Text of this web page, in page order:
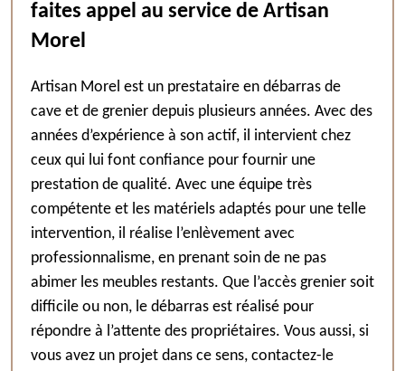
faites appel au service de Artisan
Morel
Artisan Morel est un prestataire en débarras de
cave et de grenier depuis plusieurs années. Avec des
années d’expérience à son actif, il intervient chez
ceux qui lui font confiance pour fournir une
prestation de qualité. Avec une équipe très
compétente et les matériels adaptés pour une telle
intervention, il réalise l’enlèvement avec
professionnalisme, en prenant soin de ne pas
abimer les meubles restants. Que l’accès grenier soit
difficile ou non, le débarras est réalisé pour
répondre à l’attente des propriétaires. Vous aussi, si
vous avez un projet dans ce sens, contactez-le